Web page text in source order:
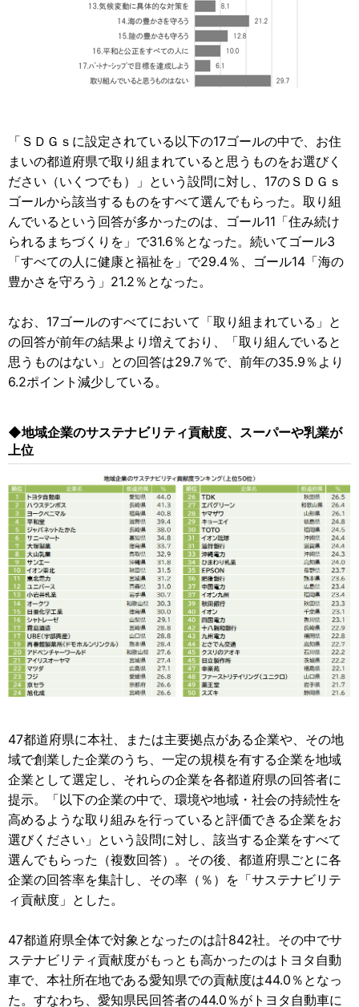
「ＳＤＧｓに設定されている以下の17ゴールの中で、お住
まいの都道府県で取り組まれていると思うものをお選びく
ださい（いくつでも）」という設問に対し、17のＳＤＧｓ
ゴールから該当するものをすべて選んでもらった。取り組
んでいるという回答が多かったのは、ゴール11「住み続け
られるまちづくりを」で31.6％となった。続いてゴール3
「すべての人に健康と福祉を」で29.4％、ゴール14「海の
豊かさを守ろう」21.2％となった。
なお、17ゴールのすべてにおいて「取り組まれている」と
の回答が前年の結果より増えており、「取り組んでいると
思うものはない」との回答は29.7％で、前年の35.9％より
6.2ポイント減少している。
◆地域企業のサステナビリティ貢献度、スーパーや乳業が
上位
47都道府県に本社、または主要拠点がある企業や、その地
域で創業した企業のうち、一定の規模を有する企業を地域
企業として選定し、それらの企業を各都道府県の回答者に
提示。「以下の企業の中で、環境や地域・社会の持続性を
高めるような取り組みを行っていると評価できる企業をお
選びください」という設問に対し、該当する企業をすべて
選んでもらった（複数回答）。その後、都道府県ごとに各
企業の回答率を集計し、その率（％）を「サステナビリテ
ィ貢献度」とした。
47都道府県全体で対象となったのは計842社。その中でサ
ステナビリティ貢献度がもっとも高かったのはトヨタ自動
車で、本社所在地である愛知県での貢献度は44.0％となっ
た。すなわち、愛知県民回答者の44.0％がトヨタ自動車に